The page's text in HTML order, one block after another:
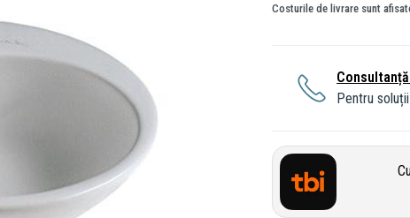
Costurile de livrare sunt
Pentru